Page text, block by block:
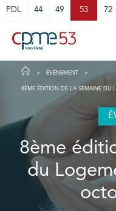
PDL 44 49 53 72
ÉVÉNEMENT
8ÈME ÉDITION DE LA SEMAINE DU
8ème
du
Cookies management